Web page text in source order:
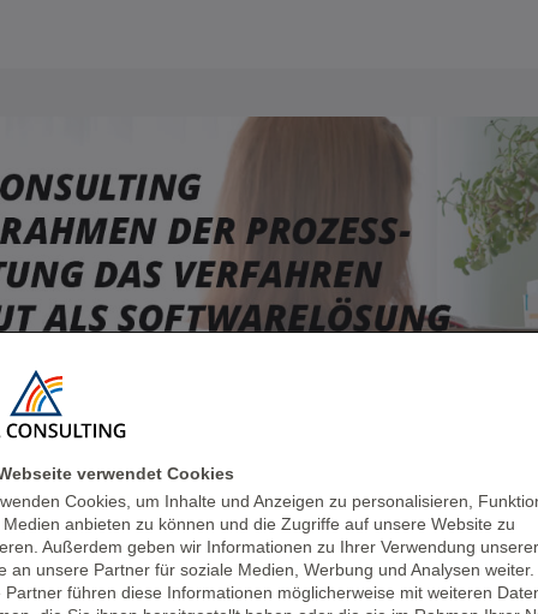
verwendet Cookies
Cookies, um Inhalte und Anzeigen zu personalisieren,
anbieten zu können und die Zugriffe auf unsere Website zu
Außerdem geben wir Informationen zu Ihrer Verwendung unserer
an unsere Partner für soziale Medien, Werbung und Analysen weiter.
Partner führen diese Informationen möglicherweise mit weiteren